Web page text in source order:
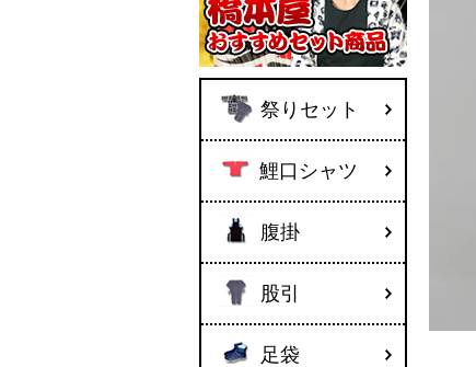
祭りセット
鯉口シャツ
腹掛
股引
足袋